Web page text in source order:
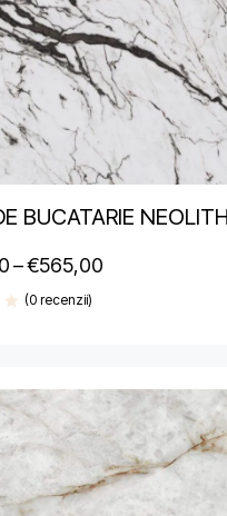
BUCATARIE
–€565,00
(0 recenzii)